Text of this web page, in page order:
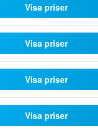
Visa priser
Visa priser
Visa priser
Visa priser